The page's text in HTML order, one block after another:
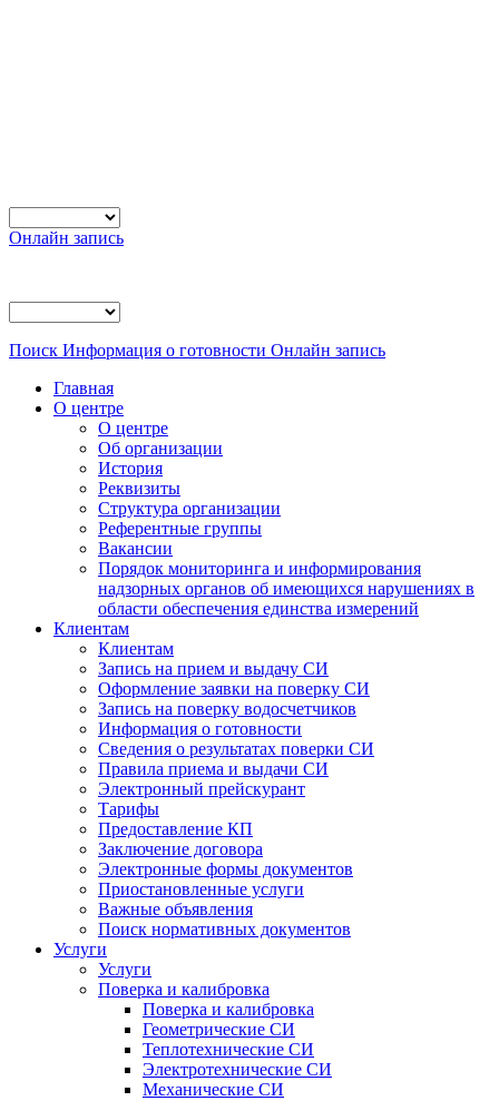
Онлайн запись
Поиск Информация о готовности Онлайн запись
Главная
О центре
О центре
Об организации
История
Реквизиты
Структура организации
Референтные группы
Вакансии
Порядок мониторинга и информирования
надзорных органов об имеющихся нарушениях в
области обеспечения единства измерений
Клиентам
Клиентам
Запись на прием и выдачу СИ
Оформление заявки на поверку СИ
Запись на поверку водосчетчиков
Информация о готовности
Сведения о результатах поверки СИ
Правила приема и выдачи СИ
Электронный прейскурант
Тарифы
Предоставление КП
Заключение договора
Электронные формы документов
Приостановленные услуги
Важные объявления
Поиск нормативных документов
Услуги
Услуги
Поверка и калибровка
Поверка и калибровка
Геометрические СИ
Теплотехнические СИ
Электротехнические СИ
Механические СИ